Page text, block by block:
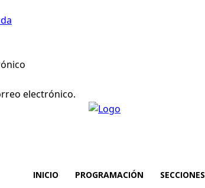
electrónico.
INICIO PROGRAMACIÓN SECCIONES